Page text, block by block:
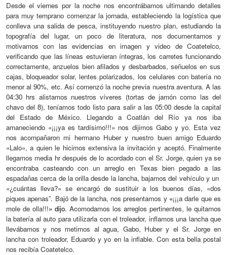
Desde el viernes por la noche nos encontrábamos ultimando detalles
para muy temprano comenzar la jornada, estableciendo la logística que
conlleva una salida de pesca, instituyendo nuestro plan, estudiando la
topografía del lugar, un poco de literatura, nos documentamos y
motivamos con las evidencias en imagen y video de Coatetelco,
verificando que las líneas estuvieran íntegras, los carretes funcionando
correctamente, anzuelos bien afilados y desbarbados, señuelos en sus
cajas, bloqueador solar, lentes polarizados, los celulares con batería no
menor al 90%, etc. Así comenzó la noche previa nuestra aventura. A las
04:30 hrs alistamos nuestros víveres (tortas de jamón como las del
chavo del 8), teníamos todo listo para salir a las 05:00 desde la capital
del Estado de México. Llegando a Coatlán del Río ya nos iba
amaneciendo «¡¡¡ya es tardísimo!!!» nos dijimos Gabo y yo. Esta vez
nos acompañaron mi hermano Huber y nuestro buen amigo Eduardo
«Lalo», a quienle hicimos extensiva la invitacióny aceptó. Finalmente
llegamos media hr después de lo acordado con el Sr. Jorge, quien yase
encontraba casteando con un arreglo en Texas bien pegado a las
espadañas cerca de la orilla desde la lancha, bajamos del vehículo y un
«¿cuántas lleva?» se encargó de sustituir a los buenos días, «dos
piques apenas”. Bajó de la lancha, nos presentamos y «¡¡¡a darle que es
mole de olla!!!» dijo. Acomodamos los arreglos pertinentes, le quitamos
la batería al auto para utilizarla con el troleador, inflamos una lancha que
llevábamos y nos metimos al agua, Gabo, Huber y el Sr. Jorge en
lancha con troleador, Eduardo y yo en la inflable. Con esta bella postal
nos recibía Coatetelco.